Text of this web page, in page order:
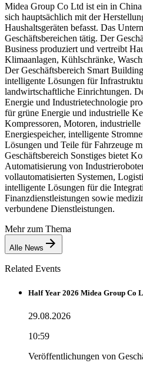
Midea Group Co Ltd ist ein in China
sich hauptsächlich mit der
Haushaltsgeräten befasst. Das
Geschäftsbereichen tätig. Der
Business produziert und vertreibt
Klimaanlagen, Kühlschränke,
Der Geschäftsbereich Smart
intelligente Lösungen für
landwirtschaftliche Einrichtungen.
Energie und Industrietechnologie
für grüne Energie und industrielle
Kompressoren, Motoren, industrielle
Energiespeicher, intelligente
Lösungen und Teile für Fahrzeuge
Geschäftsbereich Sonstiges bietet
Automatisierung von
vollautomatisierten Systemen,
intelligente Lösungen für die
Finanzdienstleistungen sowie
verbundene Dienstleistungen.
Mehr zum Thema
Alle News
Related Events
Half Year 2026 Midea Group Co
29.08.2026
10:59
Veröffentlichungen von